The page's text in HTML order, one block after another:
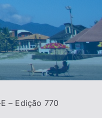
– Edição 770